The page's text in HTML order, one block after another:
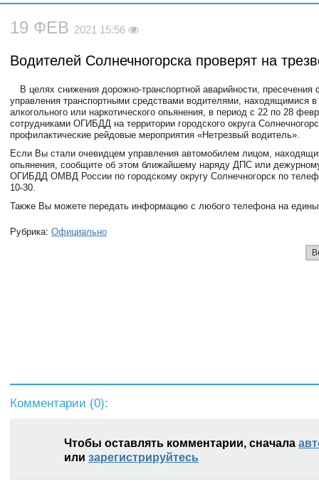
19 ФЕВ 2021 15:56
Водителей Солнечногорска проверят на
В целях снижения дорожно-транспортной аварийности, пресечения
управления транспортными средствами водителями, находящимися в
алкогольного или наркотического опьянения, в период с 22 по 28
сотрудниками ОГИБДД на территории городского округа
профилактические рейдовые мероприятия «Нетрезвый водитель».
Если Вы стали очевидцем управления автомобилем лицом,
опьянения, сообщите об этом ближайшему наряду ДПС или
ОГИБДД ОМВД России по городскому округу Солнечногорск по
10-30.
Также Вы можете передать информацию с любого телефона на
Рубрика: Официально
Комментарии (0):
Чтобы оставлять комментарии, сначала
или зарегистрируйтесь